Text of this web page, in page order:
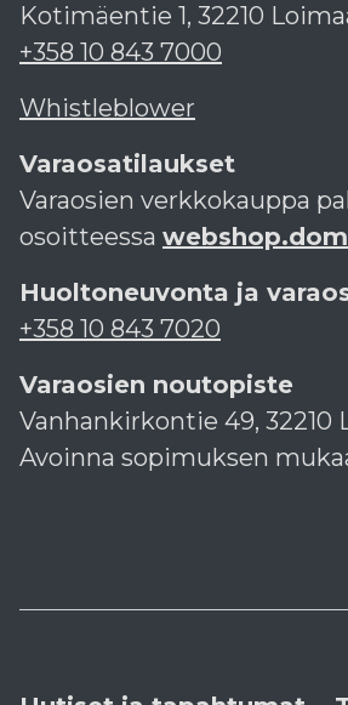
Kotimäentie 1, 32210
+358 10 843 7000
Whistleblower
Varaosatilaukset
Varaosien verkkokauppa
osoitteessa
Huoltoneuvonta ja
+358 10 843 7020
Varaosien noutopiste
Vanhankirkontie 49, 32210
Avoinna sopimuksen